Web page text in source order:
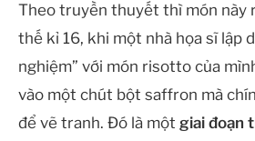
Theo truyền thuyết thì món này
thế kỉ 16, khi một nhà họa sĩ lập
nghiệm” với món risotto của
vào một chút bột saffron mà
để vẽ tranh. Đó là một giai đoạn